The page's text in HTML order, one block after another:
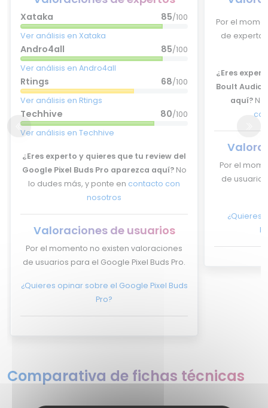
Xataka 85/100
Ver análisis en Xataka
Andro4all 85/100
Ver análisis en Andro4all
Rtings 68/100
Ver análisis en Rtings
Techhive 80/100
Ver análisis en Techhive
¿Eres experto y quieres que tu review del
Google Pixel Buds Pro aparezca aquí?No
lo dudes más, y ponte en contacto con
nosotros
Valoraciones de usuarios
Por el momento no existen valoraciones
de usuarios para el Google Pixel Buds Pro.
¿Quieres opinar sobre el Google Pixel Buds
Pro?
Por el
de
¿Eres
Boult Audio
aquí?
Por el
de
¿Quieres
Comparativa de fichas técnicas